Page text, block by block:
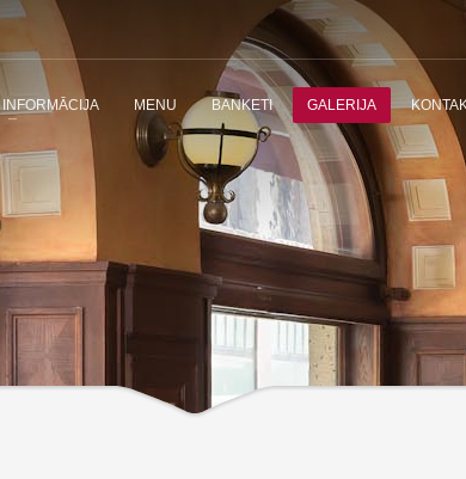
INFORMĀCIJA MENU BANKETI GALERIJA